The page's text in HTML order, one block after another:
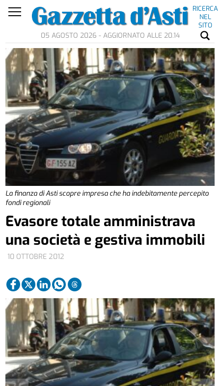
RICERCA
NEL
SITO
05 AGOSTO 2026 - AGGIORNATO ALLE 20.14
La finanza di Asti scopre impresa che ha indebitamente percepito
fondi regionali
10 OTTOBRE 2012
Evasore totale amministrava
una società e gestiva immobili